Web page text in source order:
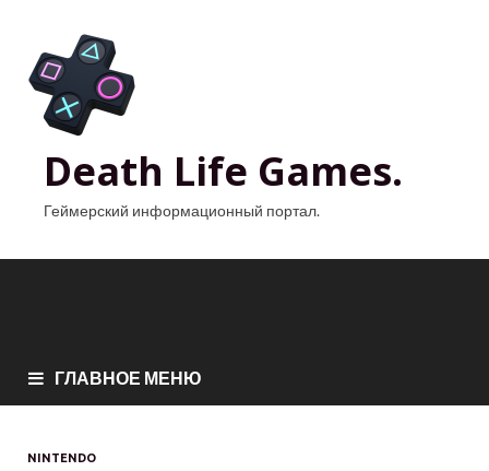
Death Life Games.
Геймерский информационный портал.
ГЛАВНОЕ МЕНЮ
NINTENDO